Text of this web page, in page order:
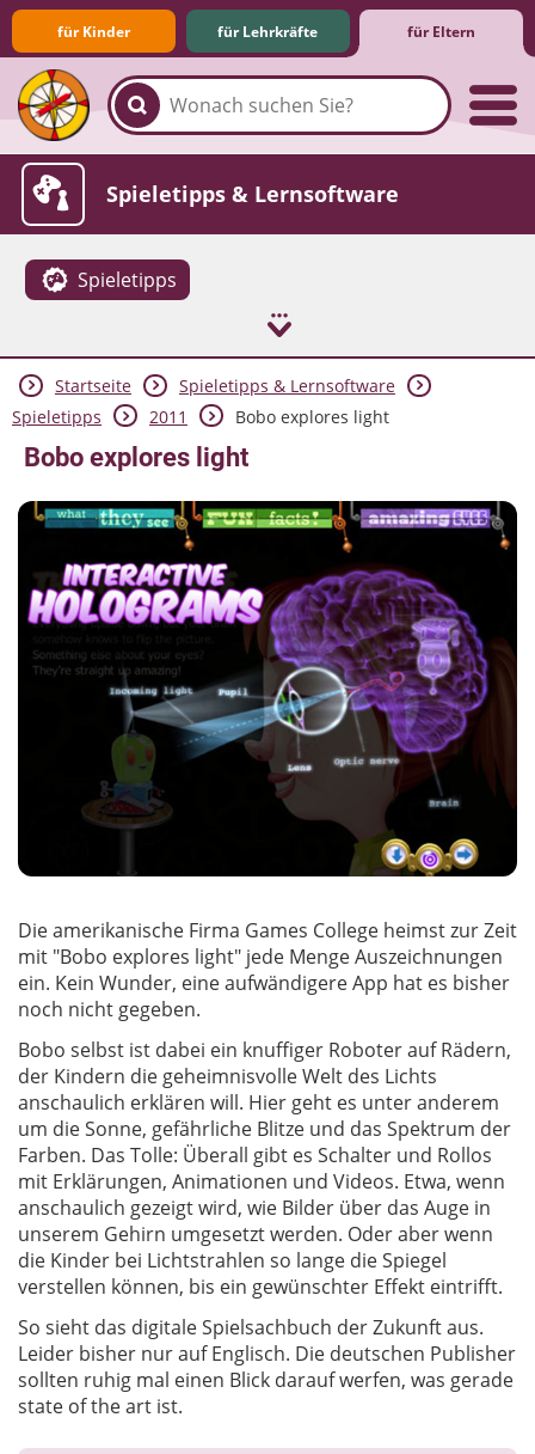
für Kinder für Lehrkräfte für Eltern
Familie & Medien
Spieletipps & Lernsoftware
Spieletipps
Die Jüngsten im Netz
Lexikon
Aktuelles
Startseite
Spieletipps & Lernsoftware
Spieletipps
2011 Bobo explores light
Bobo explores light
Die amerikanische Firma Games College heimst zur Zeit
mit "Bobo explores light" jede Menge Auszeichnungen
ein. Kein Wunder, eine aufwändigere App hat es bisher
noch nicht gegeben.
Bobo selbst ist dabei ein knuffiger Roboter auf Rädern,
der Kindern die geheimnisvolle Welt des Lichts
anschaulich erklären will. Hier geht es unter anderem
um die Sonne, gefährliche Blitze und das Spektrum der
Farben. Das Tolle: Überall gibt es Schalter und Rollos
mit Erklärungen, Animationen und Videos. Etwa, wenn
anschaulich gezeigt wird, wie Bilder über das Auge in
unserem Gehirn umgesetzt werden. Oder aber wenn
die Kinder bei Lichtstrahlen so lange die Spiegel
verstellen können, bis ein gewünschter Effekt eintrifft.
So sieht das digitale Spielsachbuch der Zukunft aus.
Leider bisher nur auf Englisch. Die deutschen Publisher
sollten ruhig mal einen Blick darauf werfen, was gerade
state of the art ist.